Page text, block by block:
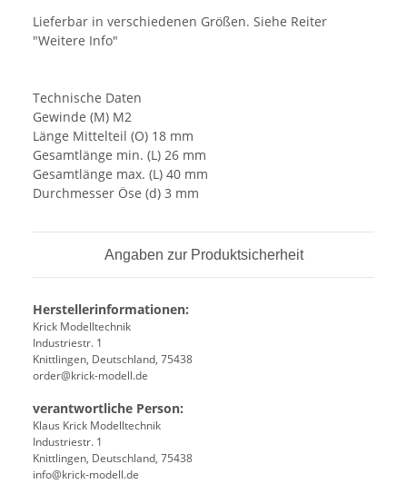
Lieferbar in verschiedenen Größen. Siehe Reiter
"Weitere Info"
Technische Daten
Gewinde (M) M2
Länge Mittelteil (O) 18 mm
Gesamtlänge min. (L) 26 mm
Gesamtlänge max. (L) 40 mm
Durchmesser Öse (d) 3 mm
Angaben zur Produktsicherheit
Herstellerinformationen:
Krick Modelltechnik
Industriestr. 1
Knittlingen, Deutschland, 75438
order@krick-modell.de
verantwortliche Person:
Klaus Krick Modelltechnik
Industriestr. 1
Knittlingen, Deutschland, 75438
info@krick-modell.de